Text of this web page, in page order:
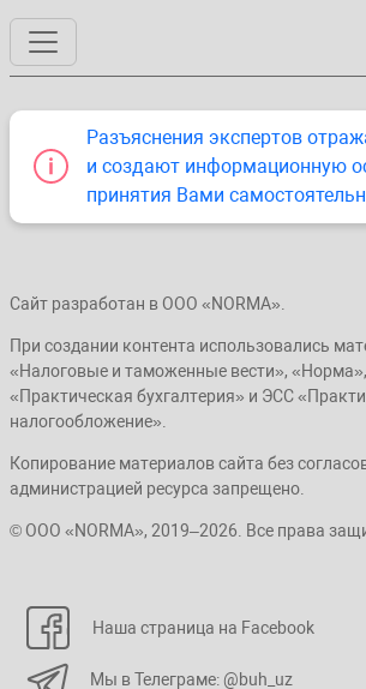
Разъяснения экспертов
и создают информационную
принятия Вами
Сайт разработан в ООО «NORMA».
При создании контента использовались
«Налоговые и таможенные вести»,
«Практическая бухгалтерия» и ЭСС
налогообложение».
Копирование материалов сайта без
администрацией ресурса запрещено.
© ООО «NORMA», 2019–2026. Все права
Наша страница на Facebook
Мы в Телеграме: @buh_uz